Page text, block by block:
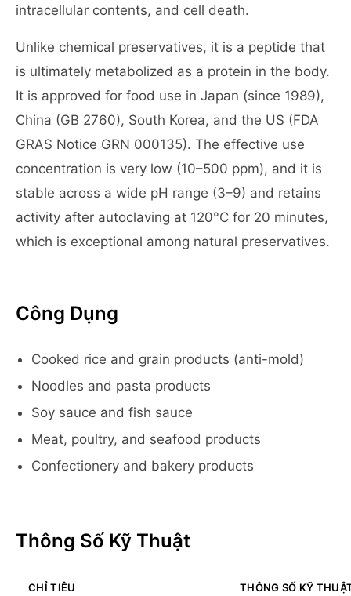
intracellular contents, and cell death.
Unlike chemical preservatives, it is a peptide that
is ultimately metabolized as a protein in the body.
It is approved for food use in Japan (since 1989),
China (GB 2760), South Korea, and the US (FDA
GRAS Notice GRN 000135). The effective use
concentration is very low (10–500 ppm), and it is
stable across a wide pH range (3–9) and retains
activity after autoclaving at 120°C for 20 minutes,
which is exceptional among natural preservatives.
Công Dụng
Cooked rice and grain products (anti-mold)
Noodles and pasta products
Soy sauce and fish sauce
Meat, poultry, and seafood products
Confectionery and bakery products
Thông Số Kỹ Thuật
CHỈ TIÊU THÔNG SỐ KỸ